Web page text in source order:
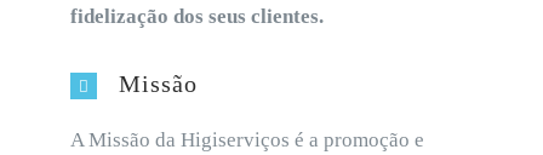
fidelização dos seus clientes.
Missão
A Missão daHigiserviços é a promoção e